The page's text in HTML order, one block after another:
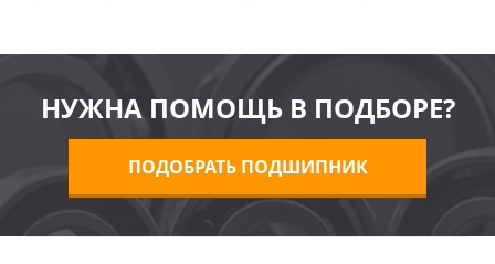
НУЖНА ПОМОЩЬ В ПОДБОРЕ?
ПОДОБРАТЬ ПОДШИПНИК